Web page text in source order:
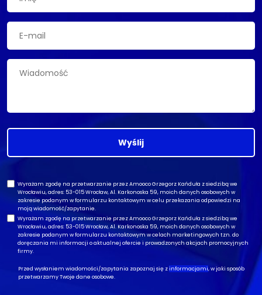
Wyślij
Wyrażam zgodę na przetwarzanie przez Amooco Grzegorz Kańduła z siedzibą we
Wrocławiu, adres: 53-015 Wrocław, Al. Karkonoska 59, moich danych osobowych w
zakresie podanym w formularzu kontaktowym w celu przekazania odpowiedzi na
moją wiadomość/zapytanie.
Wyrażam zgodę na przetwarzanie przez Amooco Grzegorz Kańduła z siedzibą we
Wrocławiu, adres: 53-015 Wrocław, Al. Karkonoska 59, moich danych osobowych w
zakresie podanym w formularzu kontaktowym w celach marketingowych tzn. do
doręczania mi informacji o aktualnej ofercie i prowadzonych akcjach promocyjnych
firmy.
Przed wysłaniem wiadomości/zapytania zapoznaj się zinformacjami, w jaki sposób
przetwarzamy Twoje dane osobowe.